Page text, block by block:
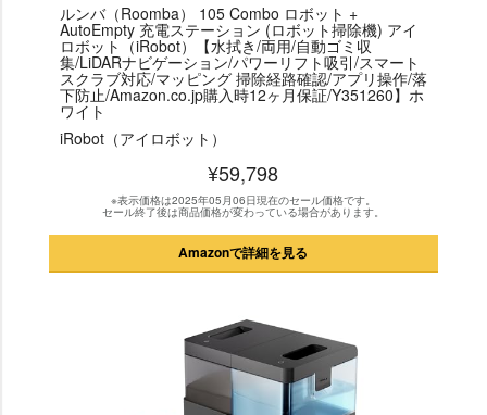
ルンバ（Roomba） 105 Combo ロボット +
AutoEmpty 充電ステーション (ロボット掃除機) アイ
ロボット（iRobot）【水拭き/両用/自動ゴミ収
集/LiDARナビゲーション/パワーリフト吸引/スマート
スクラブ対応/マッピング 掃除経路確認/アプリ操作/落
下防止/Amazon.co.jp購入時12ヶ月保証/Y351260】ホ
ワイト
iRobot（アイロボット）
¥59,798
※表示価格は2025年05月06日現在のセール価格です。
セール終了後は商品価格が変わっている場合があります。
Amazonで詳細を見る